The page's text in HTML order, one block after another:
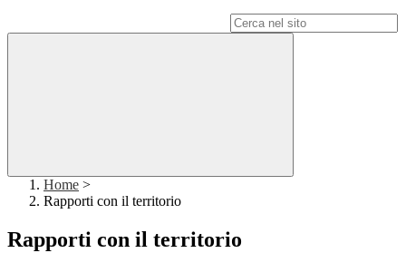
Home >
Rapporti con il territorio
Rapporti con il territorio